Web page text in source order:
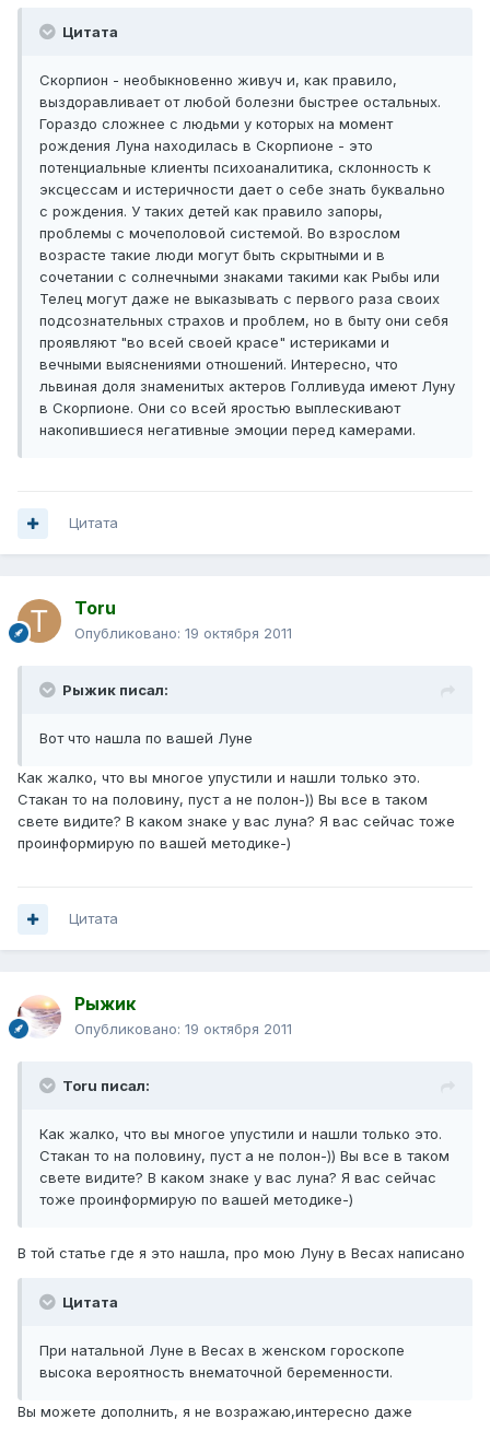
Цитата
Скорпион - необыкновенно живуч и, как правило,
выздоравливает от любой болезни быстрее остальных.
Гораздо сложнее с людьми у которых на момент
рождения Луна находилась в Скорпионе - это
потенциальные клиенты психоаналитика, склонность к
эксцессам и истеричности дает о себе знать буквально
с рождения. У таких детей как правило запоры,
проблемы с мочеполовой системой. Во взрослом
возрасте такие люди могут быть скрытными и в
сочетании с солнечными знаками такими как Рыбы или
Телец могут даже не выказывать с первого раза своих
подсознательных страхов и проблем, но в быту они себя
проявляют "во всей своей красе" истериками и
вечными выяснениями отношений. Интересно, что
львиная доля знаменитых актеров Голливуда имеют Луну
в Скорпионе. Они со всей яростью выплескивают
накопившиеся негативные эмоции перед камерами.
Цитата
Toru
Опубликовано: 19 октября 2011
Рыжик писал:
Вот что нашла по вашей Луне
Как жалко, что вы многое упустили и нашли только это.
Стакан то на половину, пуст а не полон-)) Вы все в таком
свете видите? В каком знаке у вас луна? Я вас сейчас тоже
проинформирую по вашей методике-)
Цитата
Рыжик
Опубликовано: 19 октября 2011
Toru писал:
Как жалко, что вы многое упустили и нашли только это.
Стакан то на половину, пуст а не полон-)) Вы все в таком
свете видите? В каком знаке у вас луна? Я вас сейчас
тоже проинформирую по вашей методике-)
В той статье где я это нашла, про мою Луну в Весах написано
Цитата
При натальной Луне в Весах в женском гороскопе
высока вероятность внематочной беременности.
Вы можете дополнить, я не возражаю,интересно даже